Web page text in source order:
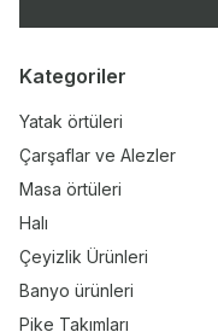
Kategoriler
Yatak örtüleri
Çarşaflar ve Alezler
Masa örtüleri
Halı
Çeyizlik Ürünleri
Banyo ürünleri
Pike Takımları